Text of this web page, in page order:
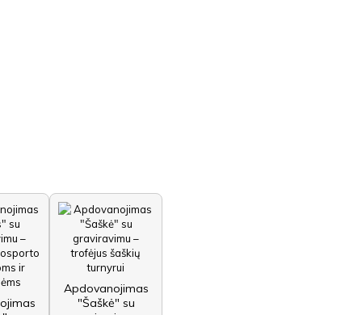
Apdovanojimas
"Šaškė" su